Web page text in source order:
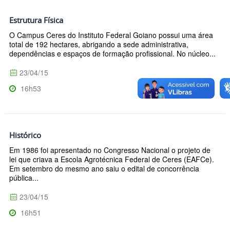
Estrutura Física
O Campus Ceres do Instituto Federal Goiano possui uma área
total de 192 hectares, abrigando a sede administrativa,
dependências e espaços de formação profissional. No núcleo...
23/04/15
16h53
Histórico
Em 1986 foi apresentado no Congresso Nacional o projeto de
lei que criava a Escola Agrotécnica Federal de Ceres (EAFCe).
Em setembro do mesmo ano saiu o edital de concorrência
pública...
23/04/15
16h51